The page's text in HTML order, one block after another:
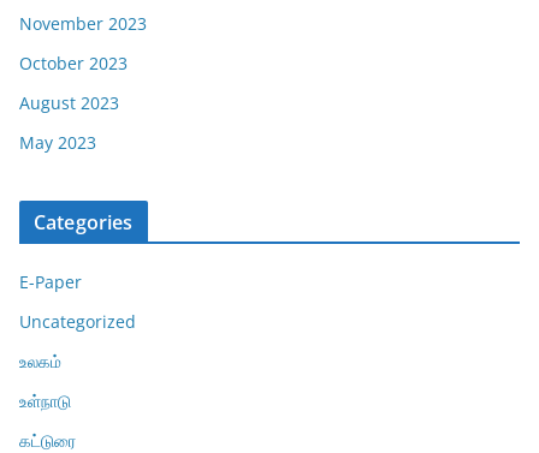
November 2023
October 2023
August 2023
May 2023
Categories
E-Paper
Uncategorized
உலகம்
உள்நாடு
கட்டுரை